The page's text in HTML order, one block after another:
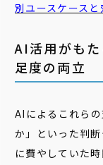
別ユースケース
AI活用がも
足度の両立
AIによるこれら
か」といった判
に費やしていた